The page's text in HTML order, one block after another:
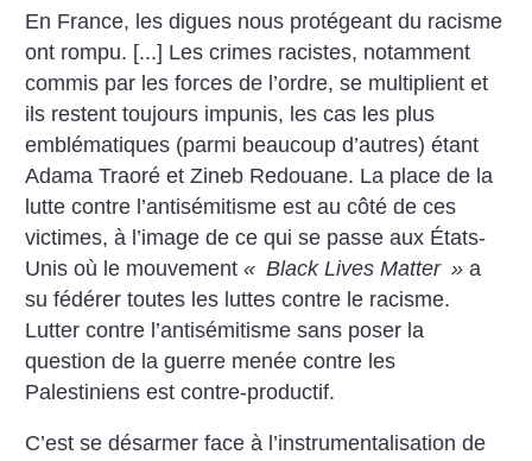
En France, les digues nous protégeant du racisme
ont rompu. [...] Les crimes racistes, notamment
commis par les forces de l’ordre, se multiplient et
ils restent toujours impunis, les cas les plus
emblématiques (parmi beaucoup d’autres) étant
Adama Traoré et Zineb Redouane. La place de la
lutte contre l’antisémitisme est au côté de ces
victimes, à l’image de ce qui se passe aux États-
Unis où le mouvement« Black Lives Matter » a
su fédérer toutes les luttes contre le racisme.
Lutter contre l’antisémitisme sans poser la
question de la guerre menée contre les
Palestiniens est contre-productif.
C’est se désarmer face à l’instrumentalisation de